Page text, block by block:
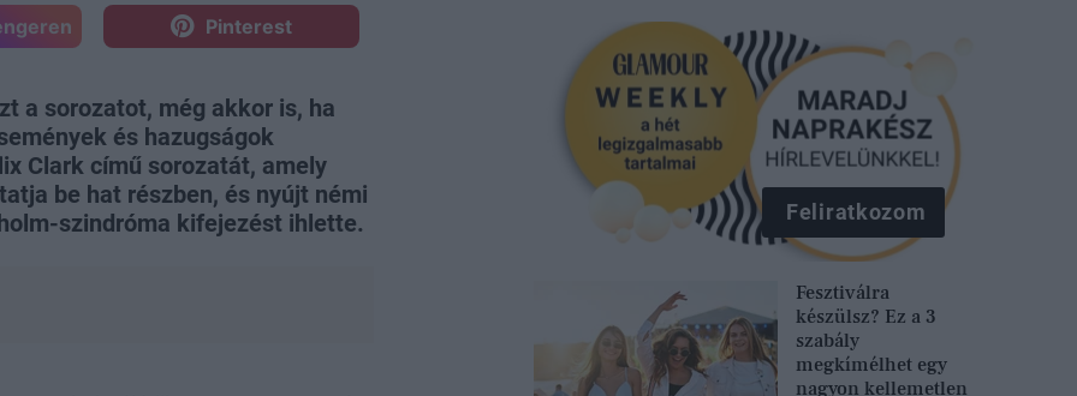
Pinterest
a sorozatot, még akkor is, ha
és hazugságok
Clark című sorozatát, amely
be hat részben, és nyújt némi
szindróma kifejezést ihlette.
Feliratkozom
Fesztiválra
készülsz? Ez a 3
szabály
megkímélhet egy
nagyon kellemetlen